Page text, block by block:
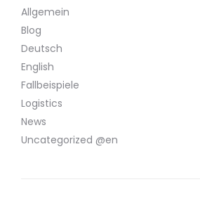
Allgemein
Blog
Deutsch
English
Fallbeispiele
Logistics
News
Uncategorized @en